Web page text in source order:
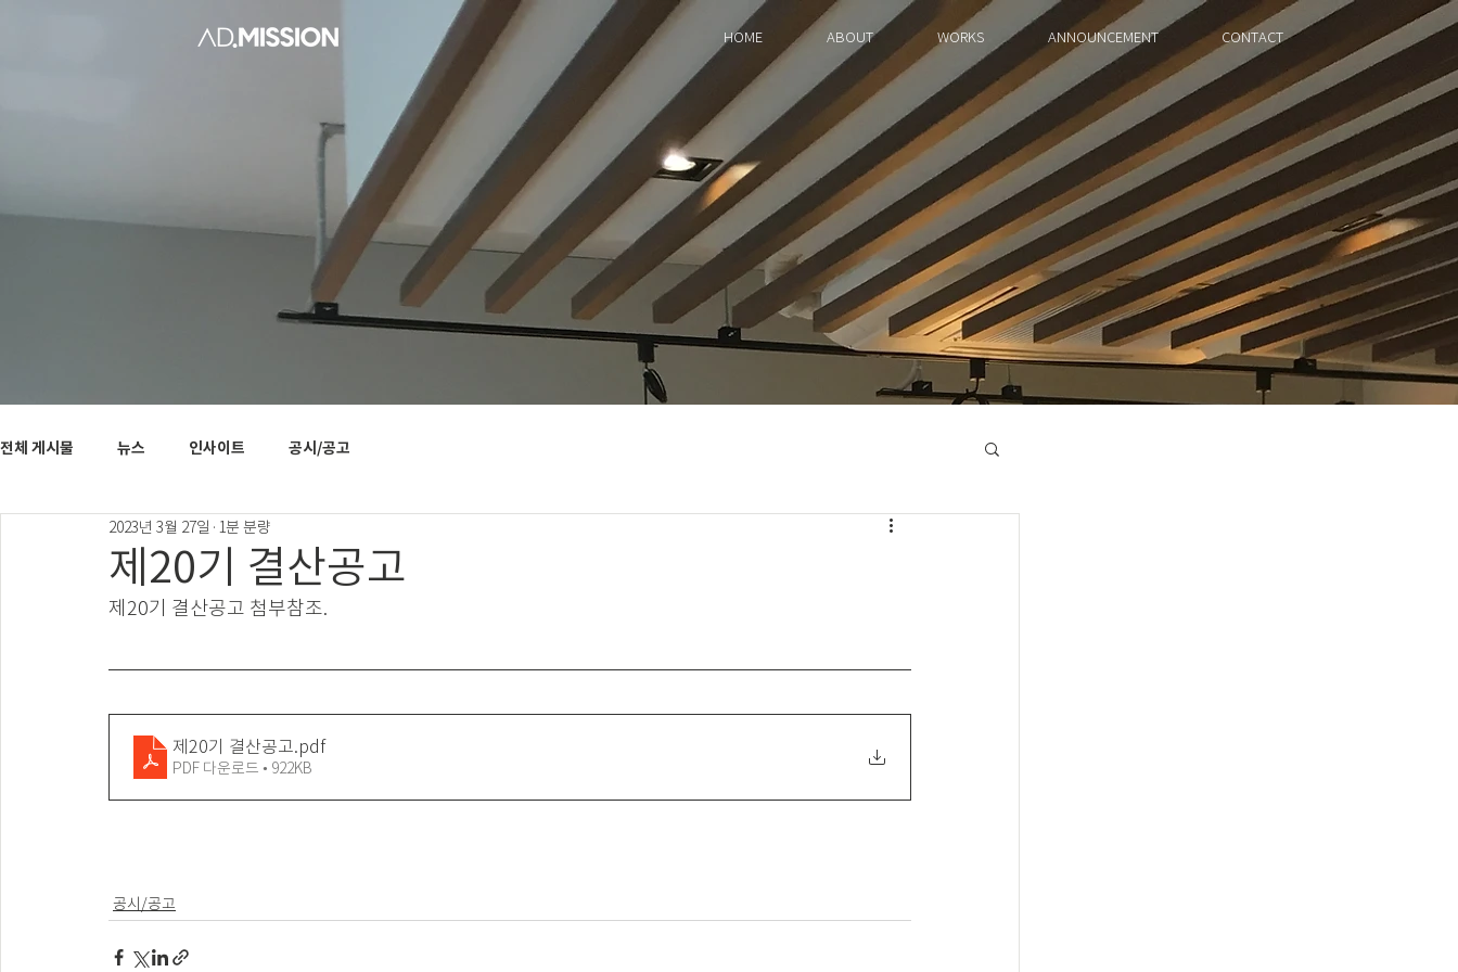
HOME ABOUT WORKS ANNOUNCEMENT CONTACT
전체 게시물 뉴스 인사이트 공시/공고
제20기 결산공고
2023년 3월 27일 1분 분량
제20기 결산공고 첨부참조.
제20기 결산공고.pdf
PDF 다운로드 • 922KB
공시/공고